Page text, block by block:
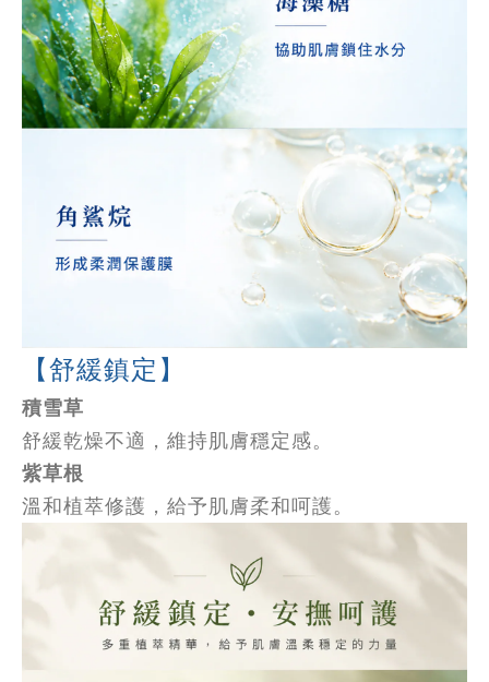
【舒緩鎮定】
積雪草
舒緩乾燥不適，維持肌膚穩定感。
紫草根
溫和植萃修護，給予肌膚柔和呵護。